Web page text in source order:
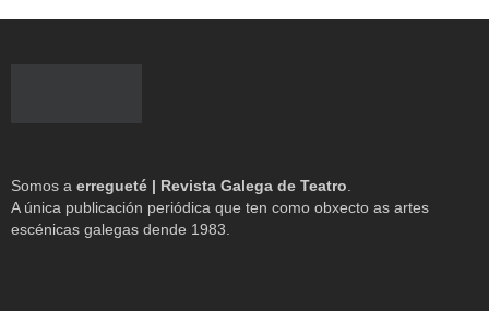
Somos a erregueté | Revista Galega de Teatro
A única publicación periódica que ten como obxecto as artes
escénicas galegas dende 1983.